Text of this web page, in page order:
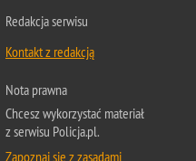
Redakcja serwisu
Kontakt z redakcją
Nota prawna
Chcesz wykorzystać materiał
z serwisu Policja.pl.
Zapoznaj się z zasadami